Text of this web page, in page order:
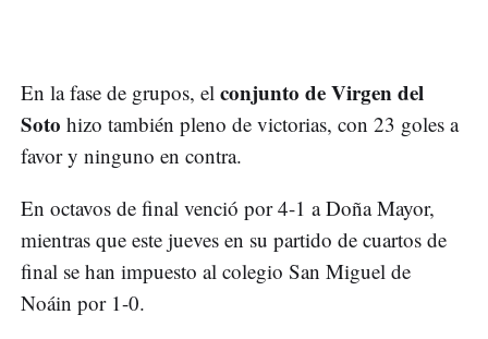
En la fase de grupos, el conjunto de Virgen del
Soto hizo también pleno de victorias, con 23 goles a
favor y ninguno en contra.
En octavos de final venció por 4-1 a Doña Mayor,
mientras que este jueves en su partido de cuartos de
final se han impuesto al colegio San Miguel de
Noáin por 1-0.